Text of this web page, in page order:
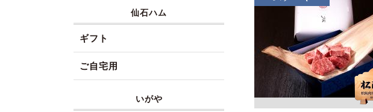
仙石ハム
ギフト
ご自宅用
いがや